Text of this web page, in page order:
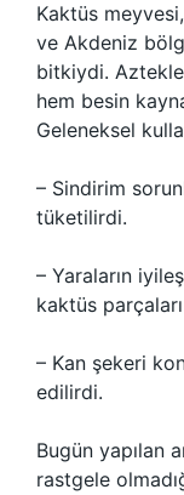
Kaktüs
ve Akdeniz
bitkiydi.
hem besin
Geleneksel
– Sindirim
tüketilirdi.
– Yaraların
kaktüs
– Kan şekeri
edilirdi.
Bugün yapılan
rastgele